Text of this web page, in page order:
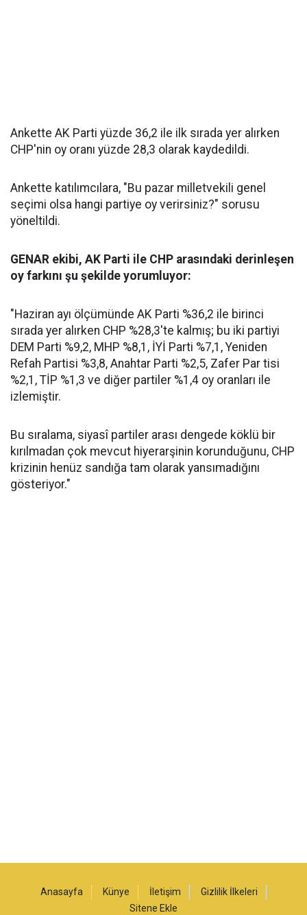
Ankette AK Parti yüzde 36,2 ile ilk sırada yer alırken
CHP'nin oy oranı yüzde 28,3 olarak kaydedildi.
Ankette katılımcılara, "Bu pazar milletvekili genel
seçimi olsa hangi partiye oy verirsiniz?" sorusu
yöneltildi.
GENAR ekibi, AK Parti ile CHP arasındaki derinleşen
oy farkını şu şekilde yorumluyor:
"Haziran ayı ölçümünde AK Parti %36,2 ile birinci
sırada yer alırken CHP %28,3'te kalmış; bu iki partiyi
DEM Parti %9,2, MHP %8,1, İYİ Parti %7,1, Yeniden
Refah Partisi %3,8, Anahtar Parti %2,5, Zafer Par tisi
%2,1, TİP %1,3 ve diğer partiler %1,4 oy oranları ile
izlemiştir.
Bu sıralama, siyasî partiler arası dengede köklü bir
kırılmadan çok mevcut hiyerarşinin korunduğunu, CHP
krizinin henüz sandığa tam olarak yansımadığını
gösteriyor."
Anasayfa Künye İletişim
Gizlilik İlkeleri
Sitene Ekle